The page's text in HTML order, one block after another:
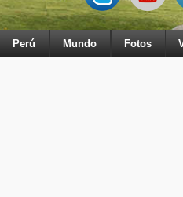
Perú Mundo Fotos